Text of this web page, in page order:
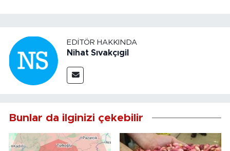
EDITÖR HAKKINDA
Nihat Sıvakçıgil
Bunlar da ilginizi çekebilir